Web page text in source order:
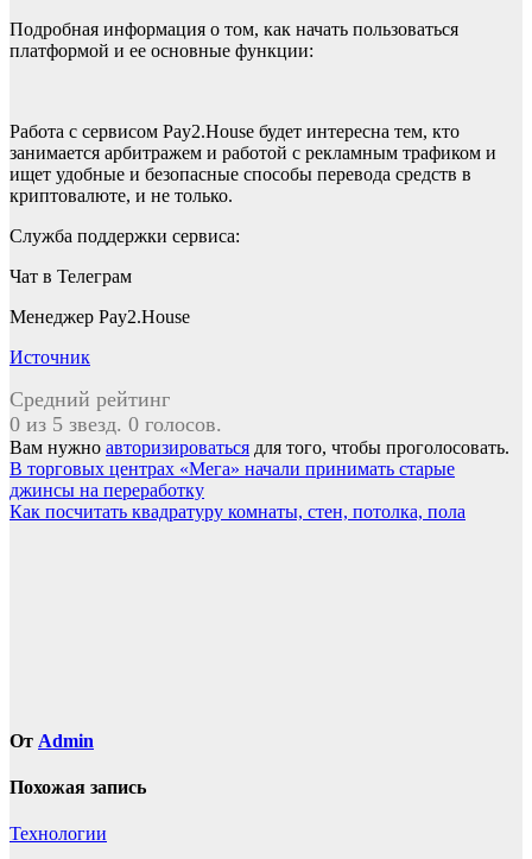
Подробная информация о том, как начать пользоваться
платформой и ее основные функции:
Работа с сервисом Pay2.House будет интересна тем, кто
занимается арбитражем и работой с рекламным трафиком и
ищет удобные и безопасные способы перевода средств в
криптовалюте, и не только.
Служба поддержки сервиса:
Чат в Телеграм
Менеджер Pay2.House
Источник
Средний рейтинг
0 из 5 звезд. 0 голосов.
Вам нужно авторизироваться для того, чтобы проголосовать.
Навигация
по
В торговых центрах «Мега» начали принимать старые
джинсы на переработку
Как посчитать квадратуру комнаты, стен, потолка, пола
От Admin
Похожая запись
Технологии